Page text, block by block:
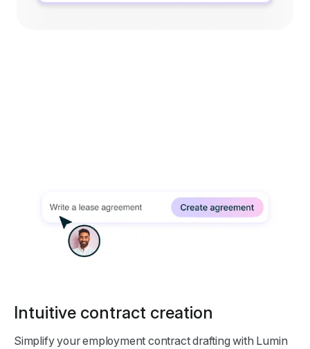
Intuitive contract creation
Simplify your employment contract drafting with Lumin